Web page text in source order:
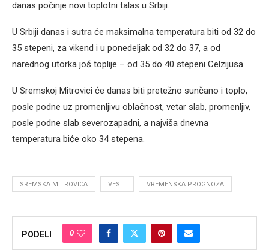
danas počinje novi toplotni talas u Srbiji.
U Srbiji danas i sutra će maksimalna temperatura biti od 32 do
35 stepeni, za vikend i u ponedeljak od 32 do 37, a od
narednog utorka još toplije – od 35 do 40 stepeni Celzijusa.
U Sremskoj Mitrovici će danas biti pretežno sunčano i toplo,
posle podne uz promenljivu oblačnost, vetar slab, promenljiv,
posle podne slab severozapadni, a najviša dnevna
temperatura biće oko 34 stepena.
SREMSKA MITROVICA VESTI VREMENSKA PROGNOZA
PODELI 0